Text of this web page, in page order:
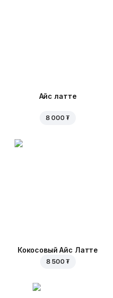
Айс латте
8 000 ₮
Кокосовый Айс Латте
8 500 ₮